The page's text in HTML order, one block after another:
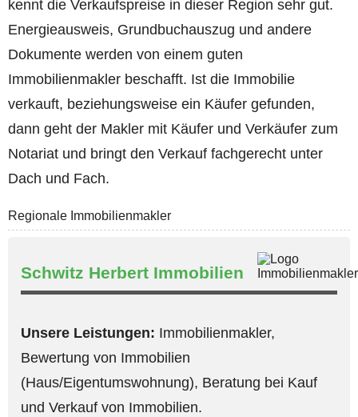
kennt die Verkaufspreise in dieser Region sehr gut.
Energieausweis, Grundbuchauszug und andere
Dokumente werden von einem guten
Immobilienmakler beschafft. Ist die Immobilie
verkauft, beziehungsweise ein Käufer gefunden,
dann geht der Makler mit Käufer und Verkäufer zum
Notariat und bringt den Verkauf fachgerecht unter
Dach und Fach.
Regionale Immobilienmakler
Schwitz Herbert Immobilien
Unsere Leistungen: Immobilienmakler,
Bewertung von Immobilien
(Haus/Eigentumswohnung), Beratung bei Kauf
und Verkauf von Immobilien.